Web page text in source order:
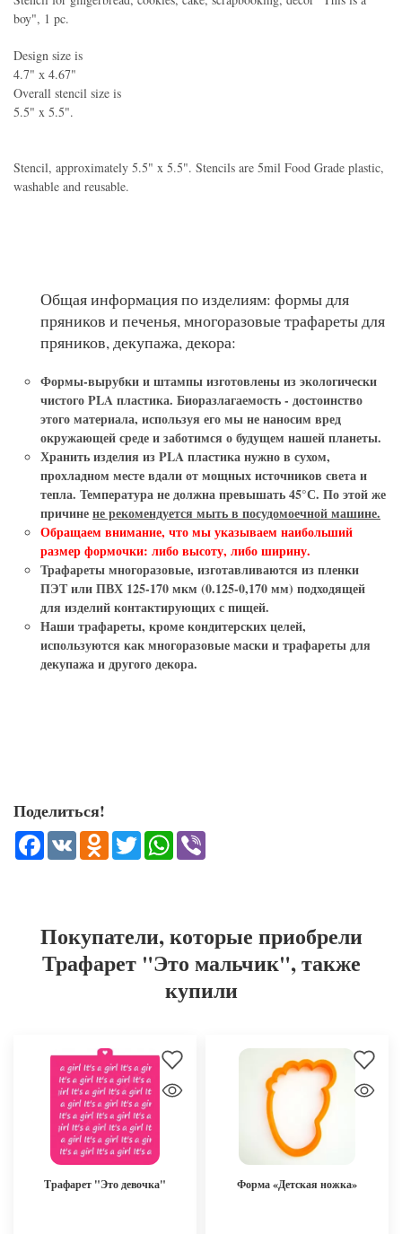
boy", 1 pc.
Design size is
4.7" х 4.67"
Overall stencil size is
5.5" x 5.5".
Stencil, approximately 5.5" x 5.5". Stencils are 5mil Food Grade plastic,
washable and reusable.
Общая информация по изделиям: формы для
пряников и печенья, многоразовые трафареты для
пряников, декупажа, декора:
Формы-вырубки и штампыизготовлены из экологически
чистого PLA пластика. Биоразлагаемость - достоинство
этого материала, используя его мы не наносим вред
окружающей среде и заботимся о будущем нашей планеты.
Хранить изделия из PLA пластика нужно в сухом,
прохладном месте вдали от мощных источников света и
тепла. Температура не должна превышать 45°С. По этой же
причинене рекомендуется мыть в посудомоечной машине.
Обращаем внимание, что мы указываем наибольший
размер формочки: либо высоту, либо ширину.
Трафареты многоразовые, изготавливаются из пленки
ПЭТ или ПВХ 125-170 мкм (0.125-0,170 мм) подходящей
для изделий контактирующих с пищей.
Нашитрафареты, кроме кондитерских целей,
используются какмногоразовые маски и трафареты для
декупажа и другого декора.
Поделиться!
Facebook
VK Odnoklassniki
TwitterWhatsApp
Покупатели, которые приобрели
Трафарет "Это мальчик", также
купили
Трафарет "Это девочка" Форма «Детская ножка»